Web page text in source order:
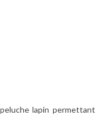
lapin permettant